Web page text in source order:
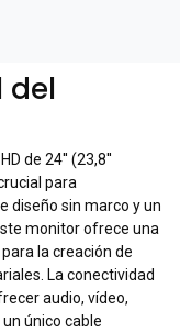
del
de 24'' (23,8''
para
diseño sin marco y un
monitor ofrece una
la creación de
La conectividad
audio, vídeo,
único cable